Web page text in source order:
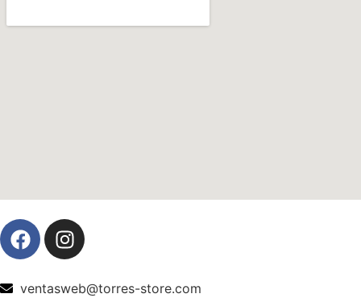
ventasweb@torres-store.com